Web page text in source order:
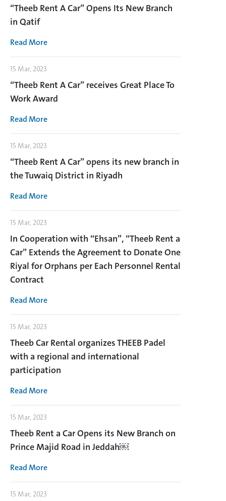
“Theeb Rent A Car” Opens Its New Branch
in Qatif
Read More
15 Mar, 2023
“Theeb Rent A Car” receives Great Place To
Work Award
Read More
15 Mar, 2023
“Theeb Rent A Car” opens its new branch in
the Tuwaiq District in Riyadh
Read More
15 Mar, 2023
In Cooperation with “Ehsan”, “Theeb Rent a
Car” Extends the Agreement to Donate One
Riyal for Orphans per Each Personnel Rental
Contract
Read More
15 Mar, 2023
Theeb Car Rental organizes THEEB Padel
with a regional and international
participation
Read More
15 Mar, 2023
Theeb Rent a Car Opens its New Branch on
Prince Majid Road in Jeddah￼
Read More
15 Mar, 2023